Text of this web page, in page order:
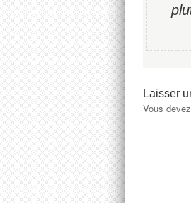
Laisser
Vous devez